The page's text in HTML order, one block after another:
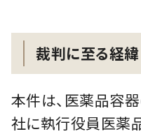
裁判に至る経緯
本件は、医薬品容
社に執行役員医薬